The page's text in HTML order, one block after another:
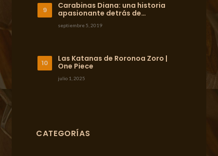
Carabinas Diana: una historia
apasionante detrás de…
septiembre 5, 2019
Las Katanas de Roronoa Zoro |
One Piece
julio 1, 2025
CATEGORÍAS